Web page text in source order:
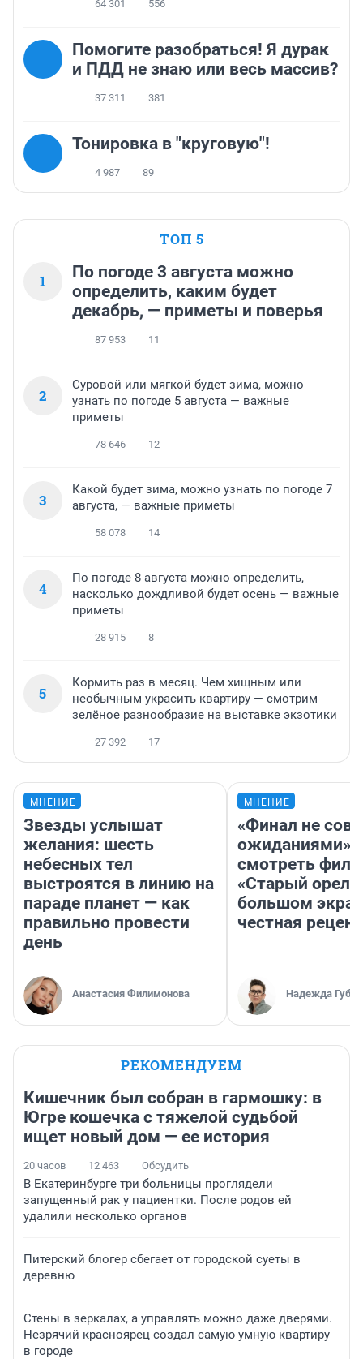
64 301 556
Помогите разобраться! Я дурак
и ПДД не знаю или весь массив?
37 311 381
Тонировка в "круговую"!
4 987 89
ТОП 5
1
По погоде 3 августа можно
определить, каким будет
декабрь, — приметы и поверья
87 953 11
2
Суровой или мягкой будет зима, можно
узнать по погоде 5 августа — важные
приметы
78 646 12
3
Какой будет зима, можно узнать по погоде 7
августа, — важные приметы
58 078 14
4
По погоде 8 августа можно определить,
насколько дождливой будет осень — важные
приметы
28 915 8
5
Кормить раз в месяц. Чем хищным или
необычным украсить квартиру — смотрим
зелёное разнообразие на выставке экзотики
27 392 17
МНЕНИЕ
Звезды услышат
желания: шесть
небесных тел
выстроятся в линию на
параде планет — как
правильно провести
день
Анастасия Филимонова
МНЕНИЕ
«Финал не
ожиданиями»:
смотреть
«Старый орел»
большом
честная
Надежда
РЕКОМЕНДУЕМ
Кишечник был собран в гармошку: в
Югре кошечка с тяжелой судьбой
ищет новый дом — ее история
20 часов 12 463 Обсудить
В Екатеринбурге три больницы проглядели
запущенный рак у пациентки. После родов ей
удалили несколько органов
Питерский блогер сбегает от городской суеты в
деревню
Стены в зеркалах, а управлять можно даже дверями.
Незрячий красноярец создал самую умную квартиру
в городе